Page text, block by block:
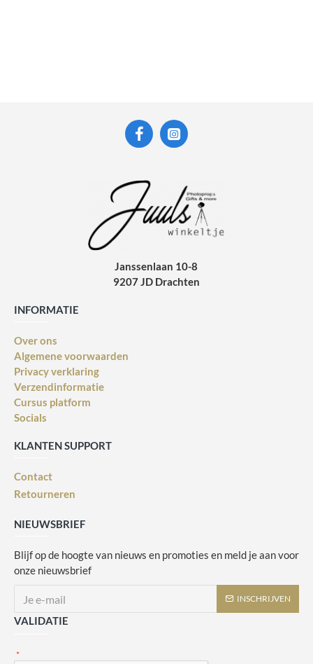
Janssenlaan 10-8
9207 JD Drachten
INFORMATIE
Over ons
Algemene voorwaarden
Privacy verklaring
Verzendinformatie
Cursus platform
Socials
KLANTEN SUPPORT
Contact
Retourneren
NIEUWSBRIEF
Blijf op de hoogte van nieuws en promoties en meld je aan voor
onze nieuwsbrief
INSCHRIJVEN
VALIDATIE